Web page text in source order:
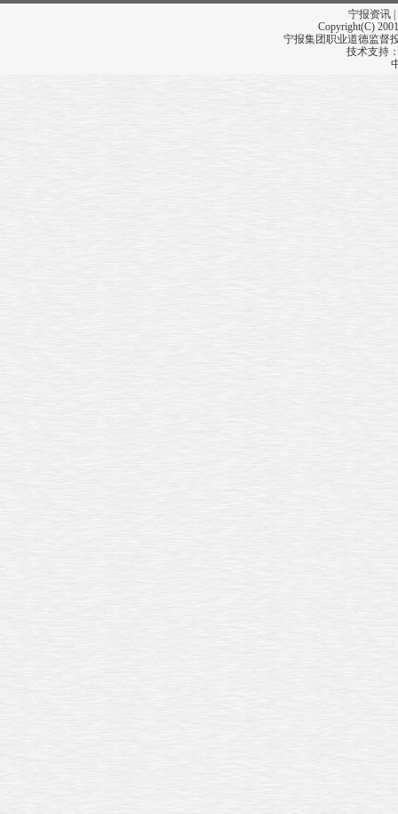
宁报资讯
Copyright(C)
宁报集团职业道德监督
技术支持